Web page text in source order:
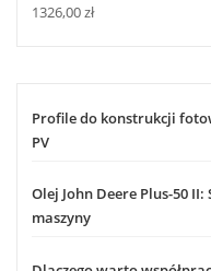
1326,00zł
Profile do konstrukcji
PV
Olej John Deere Plus-50
maszyny